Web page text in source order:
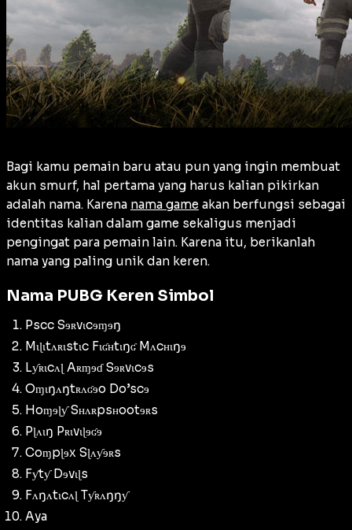
Bagi kamu pemain baru atau pun yang ingin membuat
akun smurf, hal pertama yang harus kalian pikirkan
adalah nama. Karena nama game akan berfungsi sebagai
identitas kalian dalam game sekaligus menjadi
pengingat para pemain lain. Karena itu, berikanlah
nama yang paling unik dan keren.
Nama PUBG Keren Simbol
Pscc Sɘʀvɩcɘɱɘŋ
Mɩɭɩtʌʀɩstɩc Fɩʛʜtɩŋʛ Mʌcʜɩŋɘ
Lƴʀɩcʌɭ Aʀɱɘɗ Sɘʀvɩcɘs
Oɱɩŋʌŋtʀʌʛɘo Do’scɘ
Hoɱɘɭƴ Sʜʌʀpsʜootɘʀs
Pɭʌɩŋ Pʀɩvɩɭɘʛɘ
Coɱpɭɘx Sɭʌƴɘʀs
Fƴtƴ Dɘvɩɭs
Fʌŋʌtɩcʌɭ Tƴʀʌŋŋƴ
Aya